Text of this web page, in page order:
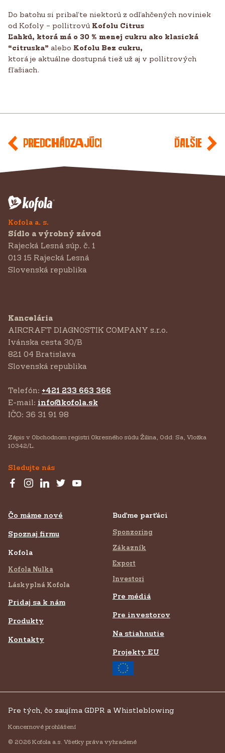
Do batohu si pribaľte niektorú z odľahčených noviniek
od Kofoly – pollitrovú Kofolu Citrus
Ľahkú, ktorá má o 30 % menej cukru ako klasická
“citruska” alebo Kofolu Bez cukru,
ktorá je aktuálne dostupná tiež už aj v pollitrových
fľašiach.
Predchádzajúci Ďalšie
Kofola a. s.
Sídlo a výrobný závod
Rajecká Lesná súp. č. 1
013 15 Rajecká Lesná
Slovenská republika
Kancelária
AIRCRAFT DIAGNOSTIK COMPANY s.r.o.
‍Ivánska cesta 30/B
821 04 Bratislava
Slovenská republika
Telefón: +421 233 663 366
E-mail: info@kofola.sk
IČO: 36 31 91 98
Zápis v Obchodnom registri Okresného súdu Žilina, Odd: Sa, Vložka
10342/L.
Sledujte nás
Čo máme nové
Spoznaj firmu
Kofola
Kofola Nulka
Láskyplná Kofola
Pridaj sa k nám
Produkty
Kontakty
Buďme parťáci
Sponzoring
Zákazník
Export
Investori
Pre médiá
Pre investorov
Na stiahnutie
Projekty EU
Pre tých, čo zaujíma GDPR a Whistleblowing
Koncernové prohlášení
© 2026 Kofola a.s. Všetky práva vyhradené